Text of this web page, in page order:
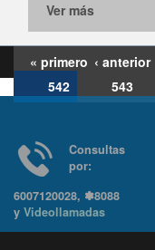
Ver más
« primero ‹ anterior
542
543
Consultas
6007120028, ✽8088
yVideollamadas